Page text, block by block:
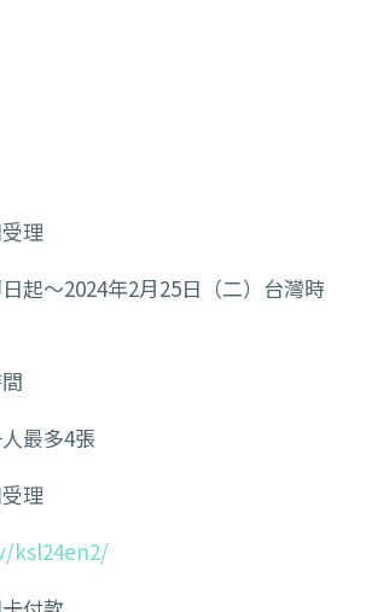
理
～2024年2月25日（二）台灣時
最多4張
理
ksl24en2/